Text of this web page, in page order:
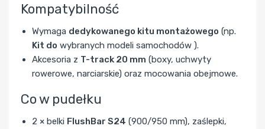
Kompatybilność
Wymaga dedykowanego kitu montażowego (np.
Kit do wybranych modeli samochodów ).
Akcesoria z T-track 20 mm (boxy, uchwyty
rowerowe, narciarskie) oraz mocowania obejmowe.
Co w pudełku
2 × belki FlushBar S24 (900/950 mm), zaślepki,